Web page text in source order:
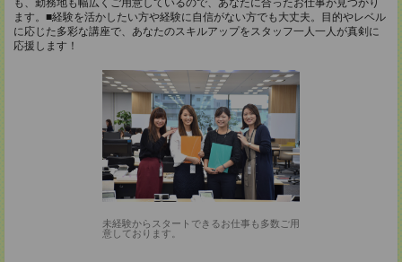
も、勤務地も幅広くご用意しているので、あなたに合ったお仕事が見つかり
ます。■経験を活かしたい方や経験に自信がない方でも大丈夫。目的やレベル
に応じた多彩な講座で、あなたのスキルアップをスタッフ一人一人が真剣に
応援します！
未経験からスタートできるお仕事も多数ご用
意しております。